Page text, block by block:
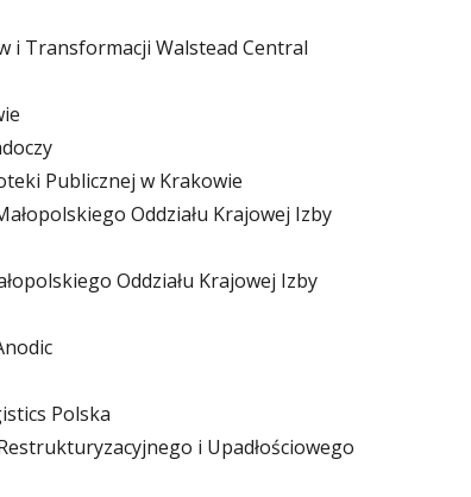
i Transformacji Walstead Central
Publicznej w Krakowie
Oddziału Krajowej Izby
Oddziału Krajowej Izby
Polska
i Upadłościowego